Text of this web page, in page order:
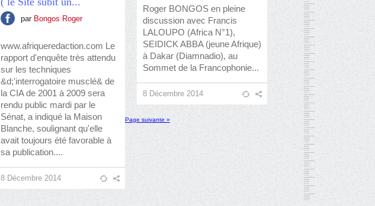
par Bongos Roger
www.afriqueredaction.com Le
rapport d'enquête très attendu
sur les techniques
&d;'interrogatoire musclé& de
la CIA de 2001 à 2009 sera
rendu public mardi par le
Sénat, a indiqué la Maison
Blanche, soulignant qu'elle
avait toujours été favorable à
sa publication....
8 Décembre 2014
Roger BONGOS en pleine
discussion avec Francis
LALOUPO (Africa N°1),
SEIDICK ABBA (jeune Afrique)
à Dakar (Diamnadio), au
Sommet de la Francophonie...
8 Décembre 2014
Page suivante »